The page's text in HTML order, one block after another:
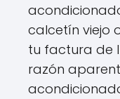
calcetín viejo
tu factura de
razón